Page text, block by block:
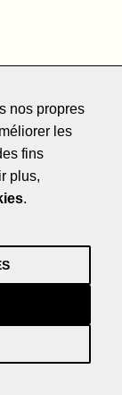
nos propres
les
fins
plus,
.